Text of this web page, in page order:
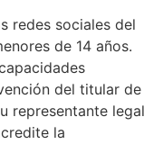
redes sociales del
de 14 años.
del titular de
representante legal
la